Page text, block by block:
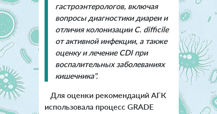
гастроэнтерологов, включая
вопросы диагностики диареи и
отличия колонизации C. difficile
от активной инфекции, а также
оценку и лечение CDI при
воспалительных заболеваниях
кишечника".
Для оценки рекомендаций AГК
использовала процесс GRADE